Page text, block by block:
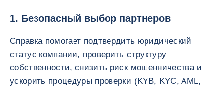
1. Безопасный выбор партнеров
Справка помогает подтвердить юридический
статус компании, проверить структуру
собственности, снизить риск мошенничества и
ускорить процедуры проверки (KYB, KYC, AML,